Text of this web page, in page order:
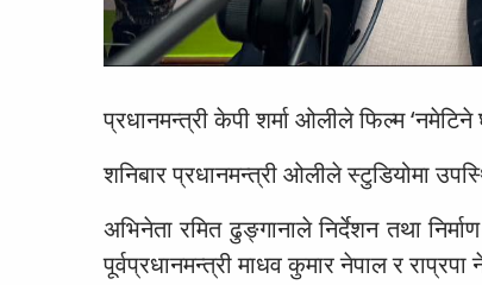
प्रधानमन्त्री केपी शर्मा ओलीले फिल्म
शनिबार प्रधानमन्त्री ओलीले स्टुडियोमा
अभिनेता रमित ढुङ्गानाले निर्देशन तथा
पूर्वप्रधानमन्त्री माधव कुमार नेपाल र